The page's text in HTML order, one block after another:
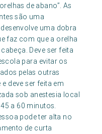
de abano”. As
são uma
uma dobra
faz com que a orelha
Deve ser feita
para evitar os
pelas outras
deve ser feita em
sob anestesia local
a 60 minutos.
pode ter alta no
de curta